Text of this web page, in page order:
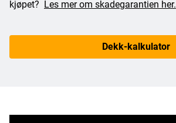
kjøpet? Les mer om skadegarantien her.
Dekk-kalkulator